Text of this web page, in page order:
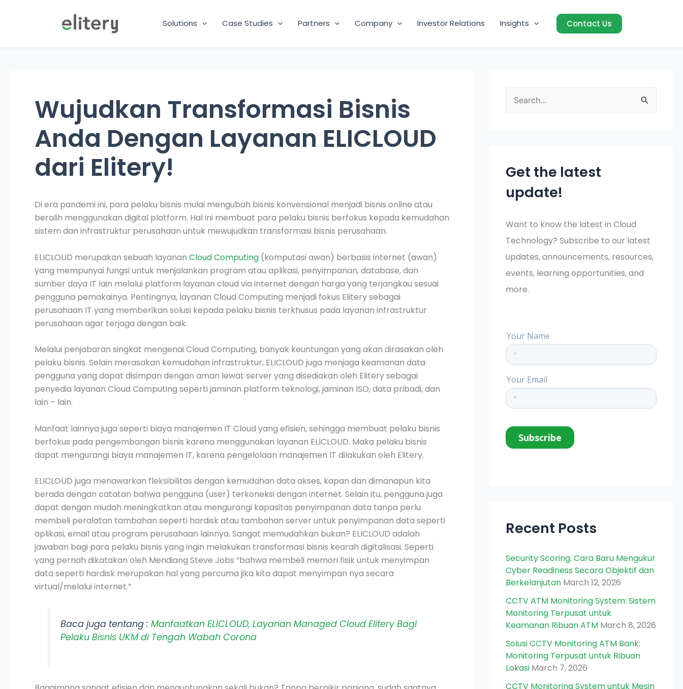
Solutions Case Studies Partners Company Investor Relations Insights Contact Us
Wujudkan Transformasi Bisnis
Anda Dengan Layanan ELICLOUD
dari Elitery!
Di era pandemi ini, para pelaku bisnis mulai mengubah bisnis konvensional menjadi bisnis online atau
beralih menggunakan digital platform. Hal ini membuat para pelaku bisnis berfokus kepada kemudahan
sistem dan infrastruktur perusahaan untuk mewujudkan transformasi bisnis perusahaan.
ELICLOUD merupakan sebuah layanan Cloud Computing (komputasi awan) berbasis internet (awan)
yang mempunyai fungsi untuk menjalankan program atau aplikasi, penyimpanan, database, dan
sumber daya IT lain melalui platform layanan cloud via internet dengan harga yang terjangkau sesuai
pengguna pemakainya. Pentingnya, layanan Cloud Computing menjadi fokus Elitery sebagai
perusahaan IT yang memberikan solusi kepada pelaku bisnis terkhusus pada layanan infrastruktur
perusahaan agar terjaga dengan baik.
Melalui penjabaran singkat mengenai Cloud Computing, banyak keuntungan yang akan dirasakan oleh
pelaku bisnis. Selain merasakan kemudahan infrastruktur, ELICLOUD juga menjaga keamanan data
pengguna yang dapat disimpan dengan aman lewat server yang disediakan oleh Elitery sebagai
penyedia layanan Cloud Computing seperti jaminan platform teknologi, jaminan ISO, data pribadi, dan
lain – lain.
Manfaat lainnya juga seperti biaya manajemen IT Cloud yang efisien, sehingga membuat pelaku bisnis
berfokus pada pengembangan bisnis karena menggunakan layanan ELICLOUD. Maka pelaku bisnis
dapat mengurangi biaya manajemen IT, karena pengelolaan manajemen IT dilakukan oleh Elitery.
ELICLOUD juga menawarkan fleksibilitas dengan kemudahan data akses, kapan dan dimanapun kita
berada dengan catatan bahwa pengguna (user) terkoneksi dengan internet. Selain itu, pengguna juga
dapat dengan mudah meningkatkan atau mengurangi kapasitas penyimpanan data tanpa perlu
membeli peralatan tambahan seperti hardisk atau tambahan server untuk penyimpanan data seperti
aplikasi, email atau program perusahaan lainnya. Sangat memudahkan bukan? ELICLOUD adalah
jawaban bagi para pelaku bisnis yang ingin melakukan transformasi bisnis kearah digitalisasi. Seperti
yang pernah dikatakan oleh Mendiang Steve Jobs “bahwa membeli memori fisik untuk menyimpan
data seperti hardisk merupakan hal yang percuma jika kita dapat menyimpan nya secara
virtual/melalui internet.”
Baca juga tentang :Manfaatkan ELICLOUD, Layanan Managed Cloud Elitery Bagi
Pelaku Bisnis UKM di Tengah Wabah Corona
c
f
Get the latest
update!
Want to know the latest in Cloud
Technology? Subscribe to our latest
updates, announcements, resources,
events, learning opportunities, and
more.
Recent Posts
Security Scoring: Cara Baru Mengukur
Cyber Readiness Secara Objektif dan
Berkelanjutan March 12, 2026
CCTV ATM Monitoring System: Sistem
Monitoring Terpusat untuk
Keamanan Ribuan ATM March 8, 2026
Solusi CCTV Monitoring ATM Bank:
Monitoring Terpusat untuk Ribuan
Lokasi March 7, 2026
CCTV Monitoring System untuk Mesin